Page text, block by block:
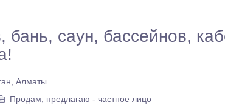
саун, бассейнов,
Алматы
Продам, предлагаю - частное лицо